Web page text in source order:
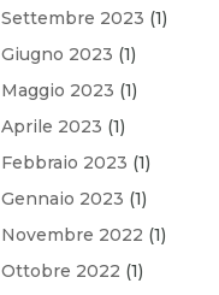
Settembre 2023 (1)
Giugno 2023 (1)
Maggio 2023 (1)
Aprile 2023 (1)
Febbraio 2023 (1)
Gennaio 2023 (1)
Novembre 2022 (1)
Ottobre 2022 (1)